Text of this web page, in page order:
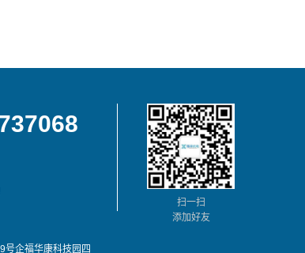
扫一扫
添加好友
号企福华康科技园四